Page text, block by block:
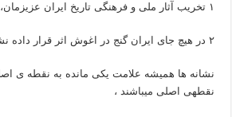
۱ تخریب آثار ملی و فرهنگی تاریخ ایران عزیزمان،
۲ در هیچ جای ایران گنج در اغوش اثر قرار داده نشده است،
نشانه ها همیشه علامت یکی مانده به نقطه ی
نقطهی اصلی میباشند ،